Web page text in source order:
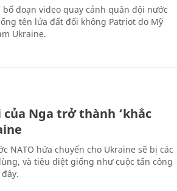
đoạn video quay cảnh quân đội nước
tên lửa đất đối không Patriot do Mỹ
Ukraine.
Nga trở thành ‘khắc
NATO hứa chuyển cho Ukraine sẽ bị các
và tiêu diệt giống như cuộc tấn công